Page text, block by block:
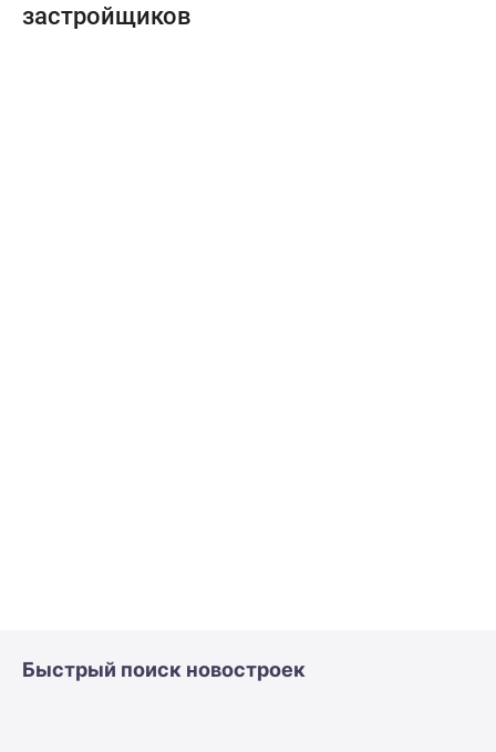
застройщиков
Быстрый поиск новостроек